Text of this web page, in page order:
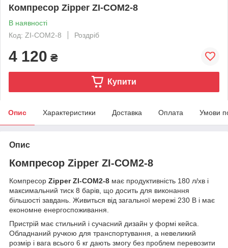
Компресор Zipper ZI-COM2-8
В наявності
Код: ZI-COM2-8
Роздріб
4 120 ₴
Купити
Опис Характеристики Доставка Оплата Умови
Опис
Компресор Zipper ZI-COM2-8
Компресор Zipper ZI-COM2-8 має продуктивність 180 л/хв і
максимальний тиск 8 барів, що досить для виконання
більшості завдань. Живиться від загальної мережі 230 В і має
економне енергоспоживання.
Пристрій має стильний і сучасний дизайн у формі кейса.
Обладнаний ручкою для транспортування, а невеликий
розмір і вага всього 6 кг дають змогу без проблем перевозити